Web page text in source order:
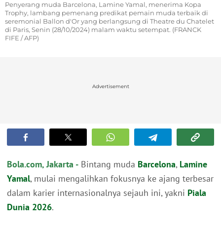
Penyerang muda Barcelona, Lamine Yamal, menerima Kopa
Trophy, lambang pemenang predikat pemain muda terbaik di
seremonial Ballon d'Or yang berlangsung di Theatre du Chatelet
di Paris, Senin (28/10/2024) malam waktu setempat. (FRANCK
FIFE / AFP)
Advertisement
Bola.com, Jakarta - Bintang muda Barcelona, Lamine
Yamal, mulai mengalihkan fokusnya ke ajang terbesar
dalam karier internasionalnya sejauh ini, yakni Piala
Dunia 2026.